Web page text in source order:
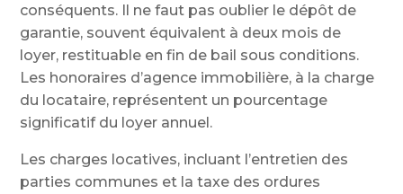
conséquents. Il ne faut pas oublier le dépôt de
garantie, souvent équivalent à deux mois de
loyer, restituable en fin de bail sous conditions.
Les honoraires d’agence immobilière, à la charge
du locataire, représentent un pourcentage
significatif du loyer annuel.
Les charges locatives, incluant l’entretien des
parties communes et la taxe des ordures